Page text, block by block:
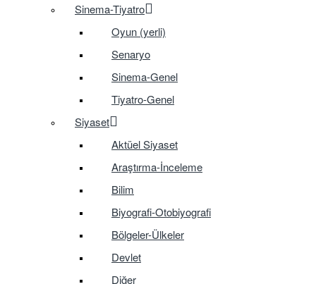
Sinema-Tiyatro
Oyun (yerli)
Senaryo
Sinema-Genel
Tiyatro-Genel
Siyaset
Aktüel Siyaset
Araştırma-İnceleme
Bilim
Biyografi-Otobiyografi
Bölgeler-Ülkeler
Devlet
Diğer